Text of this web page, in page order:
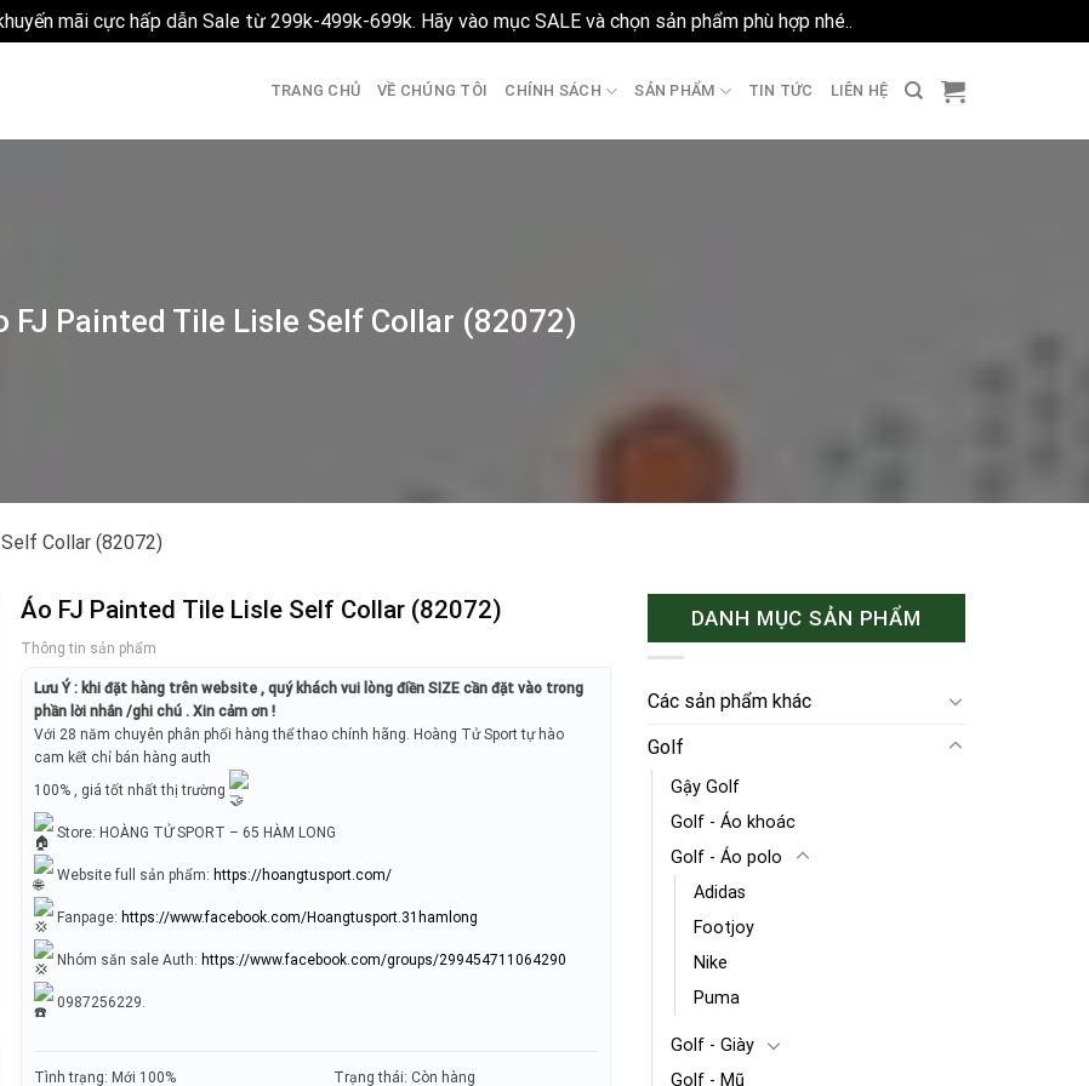
mãi cực hấp dẫn Sale từ 299k-499k-699k. Hãy vào mục SALE và chọn sản phẩm phù hợp nhé..
TRANG CHỦ VỀ CHÚNG TÔI CHÍNH SÁCH SẢN PHẨM TIN TỨC LIÊN HỆ
FJ Painted Tile Lisle Self Collar (82072)
Collar (82072)
Áo FJ Painted Tile Lisle Self Collar (82072)
Thông tin sản phẩm
Lưu Ý : khi đặt hàng trên website , quý khách vui lòng điền SIZE cần đặt vào trong
phần lời nhắn /ghi chú . Xin cảm ơn !
Với 28 năm chuyên phân phối hàng thể thao chính hãng. Hoàng Tử Sport tự hào
cam kết chỉ bán hàng auth
100% , giá tốt nhất thị trường
Store: HOÀNG TỬ SPORT – 65 HÀM LONG
Website full sản phẩm: https://hoangtusport.com/
Fanpage: https://www.facebook.com/Hoangtusport.31hamlong
Nhóm săn sale Auth: https://www.facebook.com/groups/299454711064290
0987256229.
Tình trạng: Mới 100%
Trạng thái: Còn hàng
DANH MỤC SẢN PHẨM
Các sản phẩm khác
Golf
Gậy Golf
Golf - Áo khoác
Golf - Áo polo
Adidas
Footjoy
Nike
Puma
Golf - Giày
Golf - Mũ